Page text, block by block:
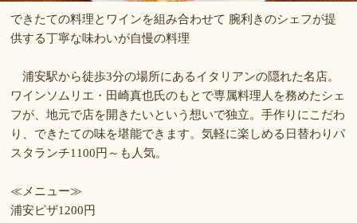
できたての料理とワインを組み合わせて 腕利きのシェフが提
供する丁寧な味わいが自慢の料理
浦安駅から徒歩3分の場所にあるイタリアンの隠れた名店。
ワインソムリエ・田崎真也氏のもとで専属料理人を務めたシェ
フが、地元で店を開きたいという想いで独立。手作りにこだわ
り、できたての味を堪能できます。気軽に楽しめる日替わりパ
スタランチ1100円～も人気。
≪メニュー≫
浦安ピザ1200円